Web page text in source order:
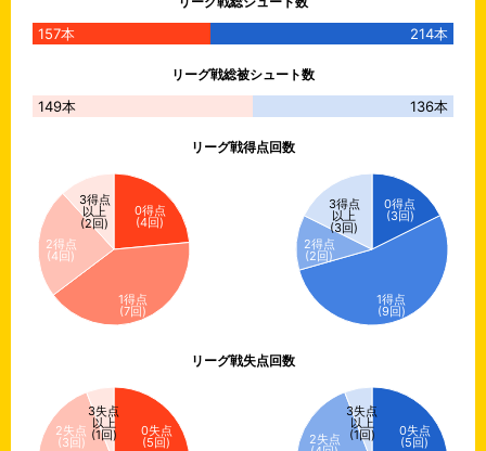
157本 214本
リーグ戦総被シュート数
149本 136本
リーグ戦得点回数
0得点
(4回)
1得点
(7回)
2得点
(4回)
3得点
以上
(2回)
0得点
(3回)
1得点
(9回)
2得点
(2回)
3得点
以上
(3回)
リーグ戦失点回数
0失点
(5回)
2失点
(3回)
3失点
以上
(1回) 0失点
(5回)
2失点
3失点
以上
(1回)